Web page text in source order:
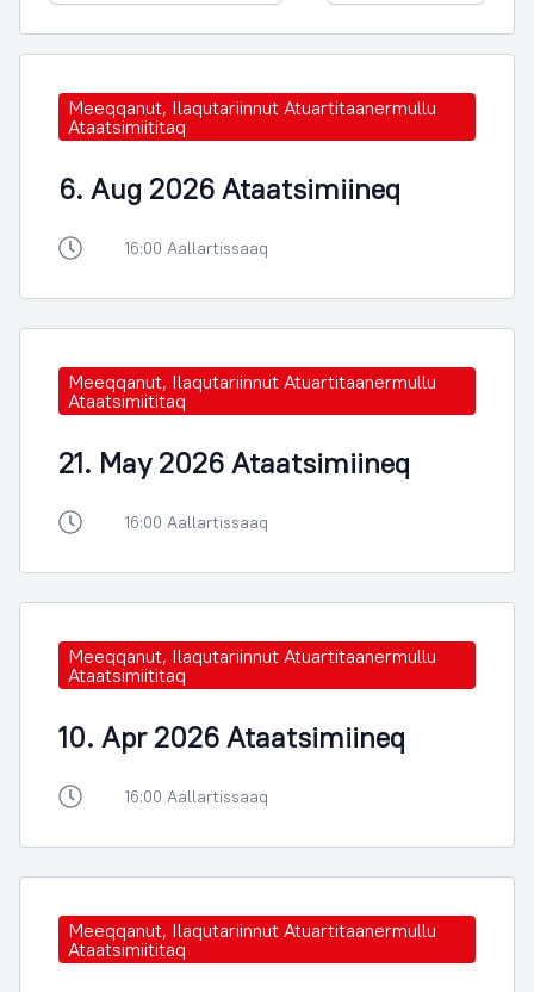
Meeqqanut, Ilaqutariinnut Atuartitaanermullu
Ataatsimiititaq
6. Aug 2026 Ataatsimiineq
16:00 Aallartissaaq
Meeqqanut, Ilaqutariinnut Atuartitaanermullu
Ataatsimiititaq
21. May 2026 Ataatsimiineq
16:00 Aallartissaaq
Meeqqanut, Ilaqutariinnut Atuartitaanermullu
Ataatsimiititaq
10. Apr 2026 Ataatsimiineq
16:00 Aallartissaaq
Meeqqanut, Ilaqutariinnut Atuartitaanermullu
Ataatsimiititaq